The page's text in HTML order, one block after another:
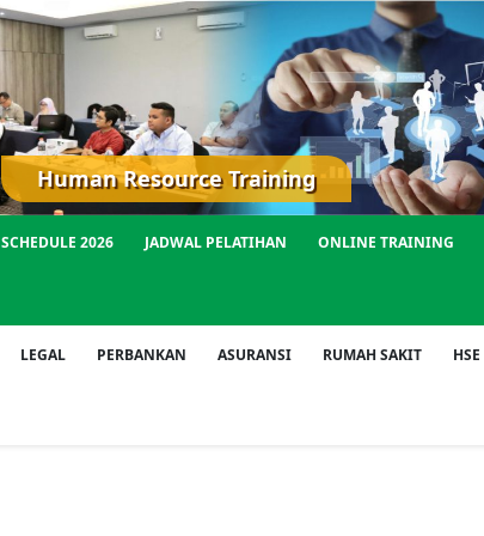
Human Resource Training
SCHEDULE 2026 JADWAL PELATIHAN ONLINE TRAINING
LEGAL PERBANKAN ASURANSI RUMAH SAKIT HSE